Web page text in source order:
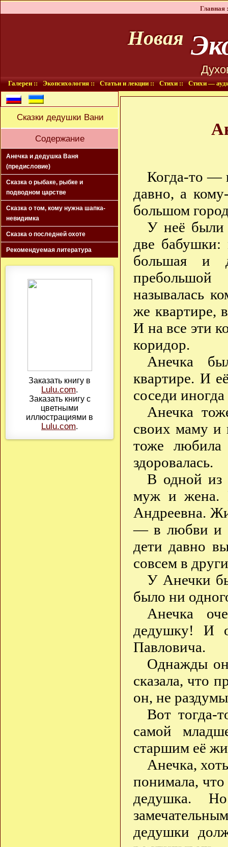
Главная
Новая
Галереи :: Экопсихология :: Статьи и лекции :: Стихи :: Стихи —
Сказки дедушки Вани
Содержание
Анечка и дедушка Ваня
(предисловие)
Сказка о рыбаке, рыбке и
подводном царстве
Сказка о том, кому нужна шапка-
невидимка
Сказка о последней охоте
Рекомендуемая литература
Заказать книгу в
Lulu.com.
Заказать книгу с
цветными
иллюстрациями в
Lulu.com.
Когда-то —
давно, а
большом
У неё были
две
большая и
называлась
же квартире,
И на все эти
коридор.
Анечка
квартире. И
соседи
Анечка
своих маму и
тоже любила
здоровалась.
В одной из
муж и жена.
Андреевна.
— в любви и
дети давно
совсем в
У Анечки
было ни
Анечка
дедушку! И
Павловича.
Однажды
сказала, что
он, не
Вот тогда-
самой
старшим её
Анечка,
понимала,
дедушка.
дедушки